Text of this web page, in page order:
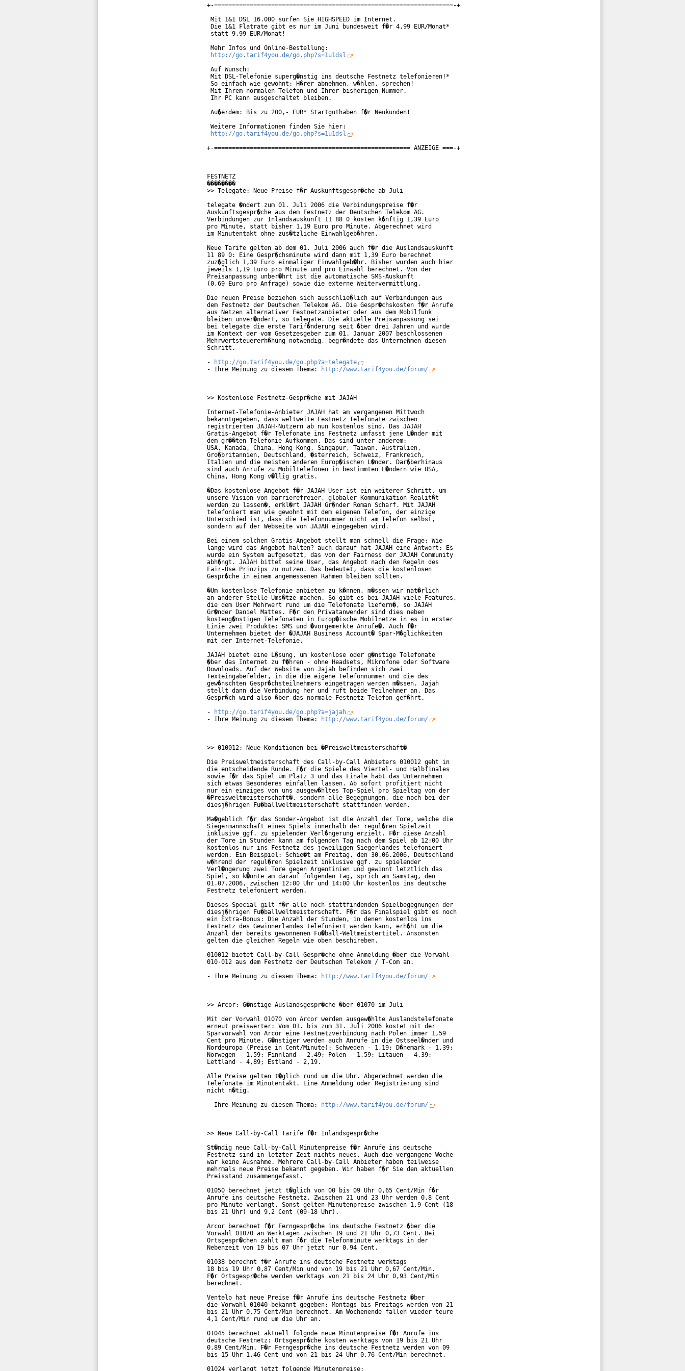
+-===================================================================-+
Mit 1&1 DSL 16.000 surfen Sie HIGHSPEED im Internet.
Die 1&1 Flatrate gibt es nur im Juni bundesweit f�r 4,99 EUR/Monat*
statt 9,99 EUR/Monat!
Mehr Infos und Online-Bestellung:
http://go.tarif4you.de/go.php?s=1u1dsl
Auf Wunsch:
Mit DSL-Telefonie superg�nstig ins deutsche Festnetz telefonieren!*
So einfach wie gewohnt: H�rer abnehmen, w�hlen, sprechen!
Mit Ihrem normalen Telefon und Ihrer bisherigen Nummer.
Ihr PC kann ausgeschaltet bleiben.
Au�erdem: Bis zu 200,- EUR* Startguthaben f�r Neukunden!
Weitere Informationen finden Sie hier:
http://go.tarif4you.de/go.php?s=1u1dsl
+-======================================================= ANZEIGE ===-+
FESTNETZ
��������
>> Telegate: Neue Preise f�r Auskunftsgespr�che ab Juli
telegate �ndert zum 01. Juli 2006 die Verbindungspreise f�r
Auskunftsgespr�che aus dem Festnetz der Deutschen Telekom AG.
Verbindungen zur Inlandsauskunft 11 88 0 kosten k�nftig 1,39 Euro
pro Minute, statt bisher 1,19 Euro pro Minute. Abgerechnet wird
im Minutentakt ohne zus�tzliche Einwahlgeb�hren.
Neue Tarife gelten ab dem 01. Juli 2006 auch f�r die Auslandsauskunft
11 89 0: Eine Gespr�chsminute wird dann mit 1,39 Euro berechnet
zuz�glich 1,39 Euro einmaliger Einwahlgeb�hr. Bisher wurden auch hier
jeweils 1,19 Euro pro Minute und pro Einwahl berechnet. Von der
Preisanpassung unber�hrt ist die automatische SMS-Auskunft
(0,69 Euro pro Anfrage) sowie die externe Weitervermittlung.
Die neuen Preise beziehen sich ausschlie�lich auf Verbindungen aus
dem Festnetz der Deutschen Telekom AG. Die Gespr�chskosten f�r Anrufe
aus Netzen alternativer Festnetzanbieter oder aus dem Mobilfunk
bleiben unver�ndert, so telegate. Die aktuelle Preisanpassung sei
bei telegate die erste Tarif�nderung seit �ber drei Jahren und wurde
im Kontext der vom Gesetzesgeber zum 01. Januar 2007 beschlossenen
Mehrwertsteuererh�hung notwendig, begr�ndete das Unternehmen diesen
Schritt.
-
http://go.tarif4you.de/go.php?a=telegate
- Ihre Meinung zu diesem Thema:
http://www.tarif4you.de/forum/
>> Kostenlose Festnetz-Gespr�che mit JAJAH
Internet-Telefonie-Anbieter JAJAH hat am vergangenen Mittwoch
bekanntgegeben, dass weltweite Festnetz Telefonate zwischen
registrierten JAJAH-Nutzern ab nun kostenlos sind. Das JAJAH
Gratis-Angebot f�r Telefonate ins Festnetz umfasst jene L�nder mit
dem gr��ten Telefonie Aufkommen. Das sind unter anderem:
USA, Kanada, China, Hong Kong, Singapur, Taiwan, Australien,
Gro�britannien, Deutschland, �sterreich, Schweiz, Frankreich,
Italien und die meisten anderen Europ�ischen L�nder. Dar�berhinaus
sind auch Anrufe zu Mobiltelefonen in bestimmten L�ndern wie USA,
China, Hong Kong v�llig gratis.
�Das kostenlose Angebot f�r JAJAH User ist ein weiterer Schritt, um
unsere Vision von barrierefreier, globaler Kommunikation Realit�t
werden zu lassen�, erkl�rt JAJAH Gr�nder Roman Scharf. Mit JAJAH
telefoniert man wie gewohnt mit dem eigenen Telefon, der einzige
Unterschied ist, dass die Telefonnummer nicht am Telefon selbst,
sondern auf der Webseite von JAJAH eingegeben wird.
Bei einem solchen Gratis-Angebot stellt man schnell die Frage: Wie
lange wird das Angebot halten? auch darauf hat JAJAH eine Antwort: Es
wurde ein System aufgesetzt, das von der Fairness der JAJAH Community
abh�ngt. JAJAH bittet seine User, das Angebot nach den Regeln des
Fair-Use Prinzips zu nutzen. Das bedeutet, dass die kostenlosen
Gespr�che in einem angemessenen Rahmen bleiben sollten.
�Um kostenlose Telefonie anbieten zu k�nnen, m�ssen wir nat�rlich
an anderer Stelle Ums�tze machen. So gibt es bei JAJAH viele Features,
die dem User Mehrwert rund um die Telefonate liefern�, so JAJAH
Gr�nder Daniel Mattes. F�r den Privatanwender sind dies neben
kosteng�nstigen Telefonaten in Europ�ische Mobilnetze in es in erster
Linie zwei Produkte: SMS und �vorgemerkte Anrufe�. Auch f�r
Unternehmen bietet der �JAJAH Business Account� Spar-M�glichkeiten
mit der Internet-Telefonie.
JAJAH bietet eine L�sung, um kostenlose oder g�nstige Telefonate
�ber das Internet zu f�hren - ohne Headsets, Mikrofone oder Software
Downloads. Auf der Website von Jajah befinden sich zwei
Texteingabefelder, in die die eigene Telefonnummer und die des
gew�nschten Gespr�chsteilnehmers eingetragen werden m�ssen. Jajah
stellt dann die Verbindung her und ruft beide Teilnehmer an. Das
Gespr�ch wird also �ber das normale Festnetz-Telefon gef�hrt.
-
http://go.tarif4you.de/go.php?a=jajah
- Ihre Meinung zu diesem Thema:
http://www.tarif4you.de/forum/
>> 010012: Neue Konditionen bei �Preisweltmeisterschaft�
Die Preisweltmeisterschaft des Call-by-Call Anbieters 010012 geht in
die entscheidende Runde. F�r die Spiele des Viertel- und Halbfinales
sowie f�r das Spiel um Platz 3 und das Finale habt das Unternehmen
sich etwas Besonderes einfallen lassen. Ab sofort profitiert nicht
nur ein einziges von uns ausgew�hltes Top-Spiel pro Spieltag von der
�Preisweltmeisterschaft�, sondern alle Begegnungen, die noch bei der
diesj�hrigen Fu�ballweltmeisterschaft stattfinden werden.
Ma�geblich f�r das Sonder-Angebot ist die Anzahl der Tore, welche die
Siegermannschaft eines Spiels innerhalb der regul�ren Spielzeit
inklusive ggf. zu spielender Verl�ngerung erzielt. F�r diese Anzahl
der Tore in Stunden kann am folgenden Tag nach dem Spiel ab 12:00 Uhr
kostenlos nur ins Festnetz des jeweiligen Siegerlandes telefoniert
werden. Ein Beispiel: Schie�t am Freitag, den 30.06.2006, Deutschland
w�hrend der regul�ren Spielzeit inklusive ggf. zu spielender
Verl�ngerung zwei Tore gegen Argentinien und gewinnt letztlich das
Spiel, so k�nnte am darauf folgenden Tag, sprich am Samstag, den
01.07.2006, zwischen 12:00 Uhr und 14:00 Uhr kostenlos ins deutsche
Festnetz telefoniert werden.
Dieses Special gilt f�r alle noch stattfindenden Spielbegegnungen der
diesj�hrigen Fu�ballweltmeisterschaft. F�r das Finalspiel gibt es noch
ein Extra-Bonus: Die Anzahl der Stunden, in denen kostenlos ins
Festnetz des Gewinnerlandes telefoniert werden kann, erh�ht um die
Anzahl der bereits gewonnenen Fu�ball-Weltmeistertitel. Ansonsten
gelten die gleichen Regeln wie oben beschireben.
010012 bietet Call-by-Call Gespr�che ohne Anmeldung �ber die Vorwahl
010-012 aus dem Festnetz der Deutschen Telekom / T-Com an.
- Ihre Meinung zu diesem Thema:
http://www.tarif4you.de/forum/
>> Arcor: G�nstige Auslandsgespr�che �ber 01070 im Juli
Mit der Vorwahl 01070 von Arcor werden ausgew�hlte Auslandstelefonate
erneut preiswerter: Vom 01. bis zum 31. Juli 2006 kostet mit der
Sparvorwahl von Arcor eine Festnetzverbindung nach Polen immer 1,59
Cent pro Minute. G�nstiger werden auch Anrufe in die Ostseel�nder und
Nordeuropa (Preise in Cent/Minute): Schweden - 1,19; D�nemark - 1,39;
Norwegen - 1,59; Finnland - 2,49; Polen - 1,59; Litauen - 4,39;
Lettland - 4,89; Estland - 2,19.
Alle Preise gelten t�glich rund um die Uhr. Abgerechnet werden die
Telefonate im Minutentakt. Eine Anmeldung oder Registrierung sind
nicht n�tig.
- Ihre Meinung zu diesem Thema:
http://www.tarif4you.de/forum/
>> Neue Call-by-Call Tarife f�r Inlandsgespr�che
St�ndig neue Call-by-Call Minutenpreise f�r Anrufe ins deutsche
Festnetz sind in letzter Zeit nichts neues. Auch die vergangene Woche
war keine Ausnahme. Mehrere Call-by-Call Anbieter haben teilweise
mehrmals neue Preise bekannt gegeben. Wir haben f�r Sie den aktuellen
Preisstand zusammengefasst.
01050 berechnet jetzt t�glich von 00 bis 09 Uhr 0,65 Cent/Min f�r
Anrufe ins deutsche Festnetz. Zwischen 21 und 23 Uhr werden 0,8 Cent
pro Minute verlangt. Sonst gelten Minutenpreise zwischen 1,9 Cent (18
bis 21 Uhr) und 9,2 Cent (09-18 Uhr).
Arcor berechnet f�r Ferngespr�che ins deutsche Festnetz �ber die
Vorwahl 01070 an Werktagen zwischen 19 und 21 Uhr 0,73 Cent. Bei
Ortsgespr�chen zahlt man f�r die Telefonminute werktags in der
Nebenzeit von 19 bis 07 Uhr jetzt nur 0,94 Cent.
01038 berechnt f�r Anrufe ins deutsche Festnetz werktags
18 bis 19 Uhr 0,87 Cent/Min und von 19 bis 21 Uhr 0,67 Cent/Min.
F�r Ortsgespr�che werden werktags von 21 bis 24 Uhr 0,93 Cent/Min
berechnet.
Ventelo hat neue Preise f�r Anrufe ins deutsche Festnetz �ber
die Vorwahl 01040 bekannt gegeben: Montags bis Freitags werden von 21
bis 21 Uhr 0,75 Cent/Min berechnet. Am Wochenende fallen wieder teure
4,1 Cent/Min rund um die Uhr an.
01045 berechnet aktuell folgnde neue Minutenpreise f�r Anrufe ins
deutsche Festnetz: Ortsgespr�che kosten werktags von 19 bis 21 Uhr
0,89 Cent/Min. F�r Ferngespr�che ins deutsche Festnetz werden von 09
bis 15 Uhr 1,46 Cent und von 21 bis 24 Uhr 0,76 Cent/Min berechnet.
01024 verlangt jetzt folgende Minutenpreise: